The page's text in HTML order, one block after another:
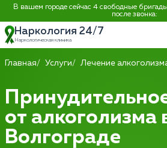
В вашем городе сейчас 4 свободные
после звонка:
Наркология 24/7
Наркологическая клиника
Главная Услуги Лечение
от алкоголизма
Волгограде